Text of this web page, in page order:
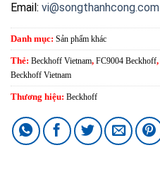
Email: vi@songthanhcong.com
Danh mục: Sản phẩm khác
Thẻ: Beckhoff Vietnam, FC9004 Beckhoff,
Beckhoff Vietnam
Thương hiệu: Beckhoff